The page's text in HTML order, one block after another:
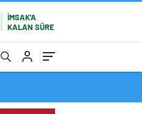
İMSAK'A
KALAN SÜRE